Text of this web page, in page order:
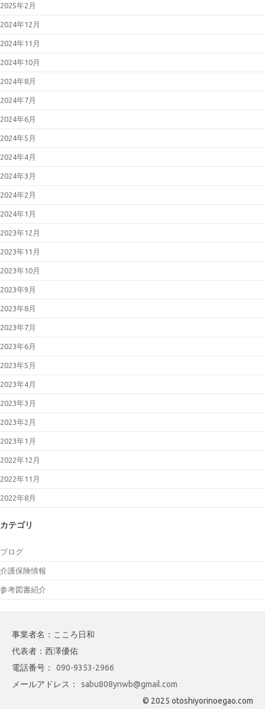
2025年2月
2024年12月
2024年11月
2024年10月
2024年8月
2024年7月
2024年6月
2024年5月
2024年4月
2024年3月
2024年2月
2024年1月
2023年12月
2023年11月
2023年10月
2023年9月
2023年8月
2023年7月
2023年6月
2023年5月
2023年4月
2023年3月
2023年2月
2023年1月
2022年12月
2022年11月
2022年8月
カテゴリ
ブログ
介護保険情報
参考図書紹介
事業者名：こころ日和
代表者：西澤優佑
電話番号：
090-9353-2966
メールアドレス：
sabu808ynwb@gmail.com
© 2025 otoshiyorinoegao.com